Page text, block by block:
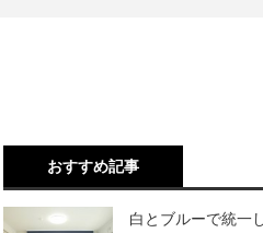
おすすめ記事
白とブルーで統一